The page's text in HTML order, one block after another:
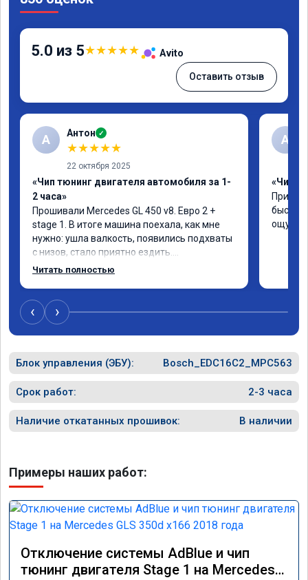
5.0 из 5★★★★★ Avito
Оставить отзыв
А Антон ✓
★★★★★
22 октября 2025
«Чип тюнинг двигателя автомобиля за 1-
2 часа»
Прошивали Mercedes GL 450 v8. Евро 2 +
stage 1. В итоге машина поехала, как мне
нужно: ушла валкость, появились подхваты
с низов, стало приятно ездить.
Одни из лучших трат, в авто! 🔥
Читать полностью
A
«Чип
‹ ›
Блок управления (ЭБУ): Bosch_EDC16C2_MPC563
Срок работ: 2-3 часа
Наличие откатанных прошивок: В наличии
Примеры наших работ:
Отключение системы AdBlue и чип
тюнинг двигателя Stage 1 на Mercedes